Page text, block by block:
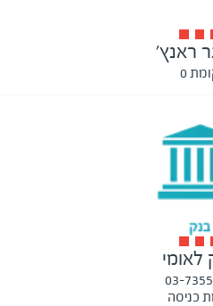
ראנץ'
0
לאומי
03-
כניסה